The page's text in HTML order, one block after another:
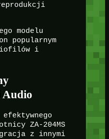
modelu
popularnym
i
Audio
ZA-204MS
z innymi